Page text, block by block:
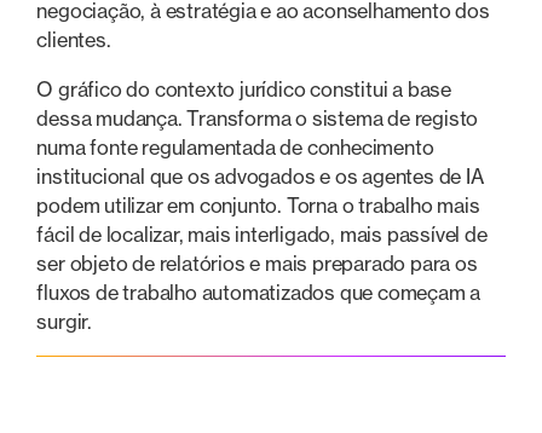
negociação, à estratégia e ao aconselhamento dos
clientes.
O gráfico do contexto jurídico constitui a base
dessa mudança. Transforma o sistema de registo
numa fonte regulamentada de conhecimento
institucional que os advogados e os agentes de IA
podem utilizar em conjunto. Torna o trabalho mais
fácil de localizar, mais interligado, mais passível de
ser objeto de relatórios e mais preparado para os
fluxos de trabalho automatizados que começam a
surgir.